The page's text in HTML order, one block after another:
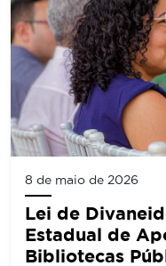
8 de maio de 2026
Lei de
Estadual de
Bibliotecas